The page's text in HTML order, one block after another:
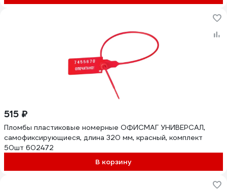
515 ₽
Пломбы пластиковые номерные ОФИСМАГ УНИВЕРСАЛ,
самофиксирующиеся, длина 320 мм, красный, комплект
50шт 602472
В корзину